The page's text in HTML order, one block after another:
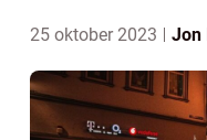
25 oktober 2023 Jon